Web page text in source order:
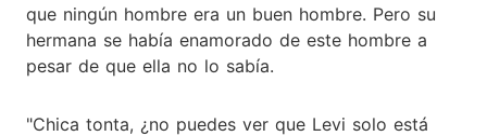
que ningún hombre era un buen hombre. Pero su
hermana se había enamorado de este hombre a
pesar de que ella no lo sabía.
"Chica tonta, ¿no puedes ver que Levi solo está